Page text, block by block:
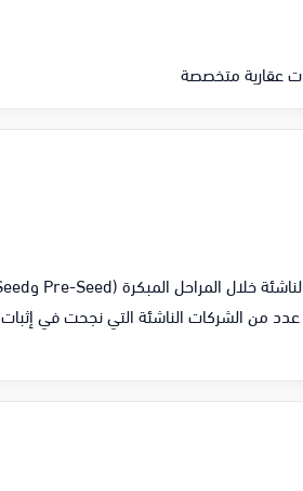
عقارية متخصصة
من الشركات الناشئة التي نجحت في إثبات